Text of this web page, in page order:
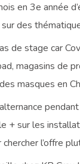
en 3e année
des
de stage car
magasins de
masques en
+ sur les
l’offre